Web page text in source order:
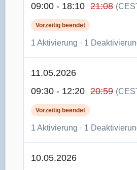
09:00 - 18:10 21:08
Vorzeitig beendet
1 Aktivierung · 1
11.05.2026
09:30 - 12:20 20:59
Vorzeitig beendet
1 Aktivierung · 1
10.05.2026